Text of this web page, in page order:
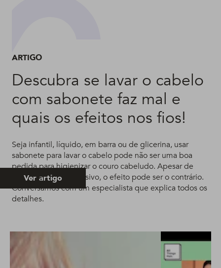
ARTIGO
Descubra se lavar o cabelo
com sabonete faz mal e
quais os efeitos nos fios!
Seja infantil, líquido, em barra ou de glicerina, usar
sabonete para lavar o cabelo pode não ser uma boa
pedida para higienizar o couro cabeludo. Apesar de
parecer menos agressivo, o efeito pode ser o contrário.
Conversamos com um especialista que explica todos os
detalhes.
Ver artigo